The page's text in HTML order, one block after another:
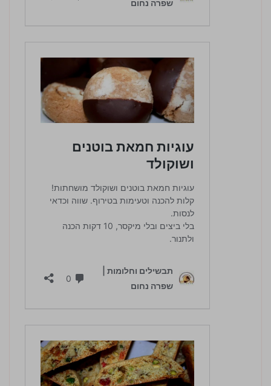
4.5 / 5 | 10 מדרגים
לחץ כדי לדרג: